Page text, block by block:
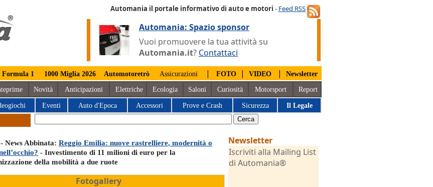
Automania il portale informativo di auto e motori - Feed RSS
Automania: Spazio sponsor
Vuoi promuovere la tua attività su
Automania.it? Contattaci
Formula 1 1000 Miglia 2026 Automotoretrò Assicurazioni | FOTO | VIDEO | Newsletter
Novità Anticipazioni Elettriche Ecologia Saloni Curiosità Motorsport Report
Eventi Auto d'Epoca Accessori Prove e Crash Sicurezza Il Legale
- News Abbinata: Reggio Emilia: nuove rastrelliere, modernità o
- Investimento di 11 milioni di euro per la
della mobilità a due ruote
Fotogallery
Newsletter
Iscriviti alla Mailing List
di Automania®